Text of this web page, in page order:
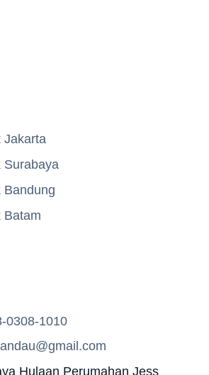
Jakarta
Surabaya
Bandung
Batam
0308-1010
Hulaan Perumahan Jess